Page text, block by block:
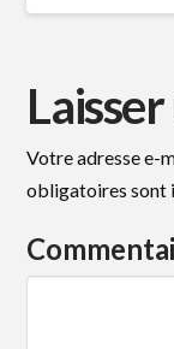
Votre adresse e-
obligatoires sont